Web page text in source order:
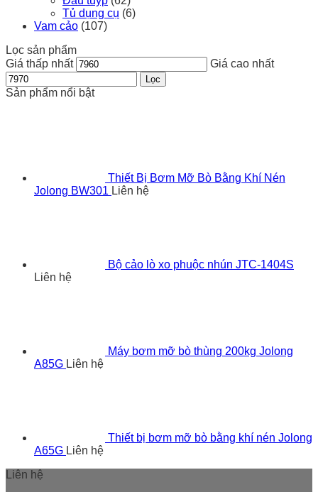
Tủ dụng cụ (6)
Vam cảo (107)
Lọc sản phẩm
Giá thấp nhất
Giá cao nhất
Lọc
Sản phẩm nổi bật
Thiết Bị Bơm Mỡ Bò Bằng Khí Nén
Jolong BW301 Liên hệ
Bộ cảo lò xo phuộc nhún JTC-1404S
Liên hệ
Máy bơm mỡ bò thùng 200kg Jolong
A85G Liên hệ
Thiết bị bơm mỡ bò bằng khí nén Jolong
A65G Liên hệ
Liên hệ